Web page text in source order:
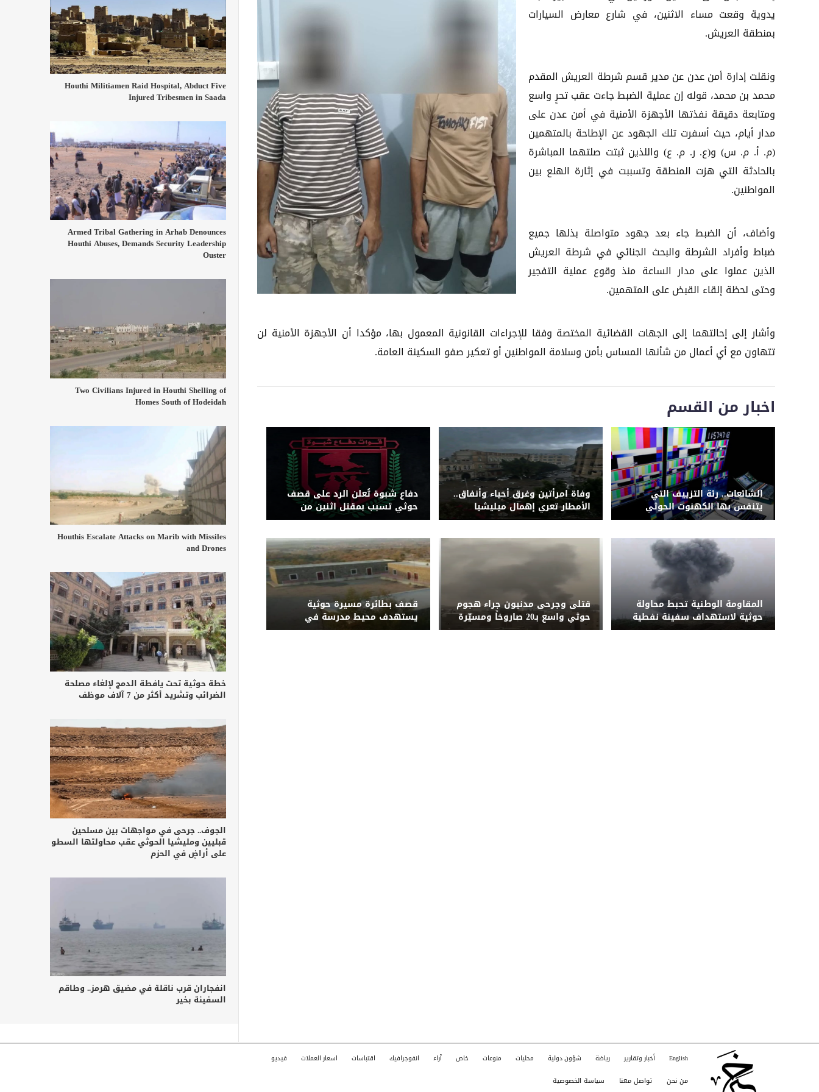
يدوية وقعت مساء الاثنين، في شارع معارض السيارات
بمنطقة العريش.
ونقلت إدارة أمن عدن عن مدير قسم شرطة العريش المقدم
محمد بن محمد، قوله إن عملية الضبط جاءت عقب تحرٍ واسع
ومتابعة دقيقة نفذتها الأجهزة الأمنية في أمن عدن على
مدار أيام، حيث أسفرت تلك الجهود عن الإطاحة بالمتهمين
(م. أ. م. س) و(ع. ر. م. ع) واللذين ثبتت صلتهما المباشرة
بالحادثة التي هزت المنطقة وتسببت في إثارة الهلع بين
المواطنين.
وأضاف، أن الضبط جاء بعد جهود متواصلة بذلها جميع
ضباط وأفراد الشرطة والبحث الجنائي في شرطة العريش
الذين عملوا على مدار الساعة منذ وقوع عملية التفجير
وحتى لحظة إلقاء القبض على المتهمين.
وأشار إلى إحالتهما إلى الجهات القضائية المختصة وفقا للإجراءات القانونية المعمول بها، مؤكدا أن الأجهزة الأمنية لن
تتهاون مع أي أعمال من شأنها المساس بأمن وسلامة المواطنين أو تعكير صفو السكينة العامة.
اخبار من القسم
الشائعات.. رئة التزييف التي
يتنفس بها الكهنوت الحوثي
وفاة امرأتين وغرق أحياء وأنفاق..
الأمطار تعري إهمال ميليشيا
الحوثي لشبكة التصريف بصنعاء
دفاع شبوة تُعلن الرد على قصف
حوثي تسبب بمقتل اثنين من
قواتها بجبهة حريب
المقاومة الوطنية تحبط محاولة
حوثية لاستهداف سفينة نفطية
بزورق مفخخ قبالة المخا
قتلى وجرحى مدنيون جراء هجوم
حوثي واسع بـ20 صاروخاً ومسيّرة
على مأرب وشبوة
قصف بطائرة مسيرة حوثية
يستهدف محيط مدرسة في
الضالع ويُلحق أضراراً بمنازل
Houthi Militiamen Raid Hospital, Abduct Five
Injured Tribesmen in Saada
Armed Tribal Gathering in Arhab Denounces
Houthi Abuses, Demands Security Leadership
Ouster
Two Civilians Injured in Houthi Shelling of
Homes South of Hodeidah
Houthis Escalate Attacks on Marib with Missiles
and Drones
خطة حوثية تحت يافطة الدمج لإلغاء مصلحة
الضرائب وتشريد أكثر من 7 آلاف موظف
الجوف.. جرحى في مواجهات بين مسلحين
قبليين ومليشيا الحوثي عقب محاولتها السطو
على أراضٍ في الحزم
انفجاران قرب ناقلة في مضيق هرمز.. وطاقم
السفينة بخير
English أخبار وتقارير رياضة شؤون دولية محليات منوعات خاص آراء انفوجرافيك اقتباسات اسعار العملات فيديو
من نحن تواصل معنا سياسة الخصوصية